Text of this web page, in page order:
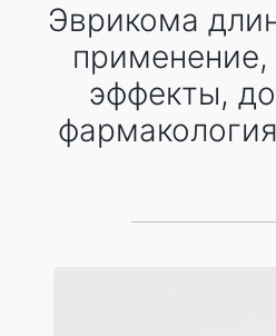
Эврикома
эффекты,